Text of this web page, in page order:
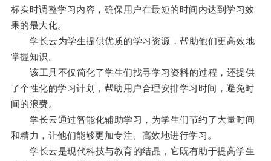
标实时调整学习内容，确保用户在最短的时间内达到学习效
果的最大化。
学长云为学生提供优质的学习资源，帮助他们更高效地
掌握知识。
该工具不仅简化了学生们找寻学习资料的过程，还提供
了个性化的学习计划，帮助用户合理安排学习时间，避免时
间的浪费。
学长云通过智能化辅助学习，为学生们节约了大量时间
和精力，让他们能够更加专注、高效地进行学习。
学长云是现代科技与教育的结晶，它既有助于提高学生